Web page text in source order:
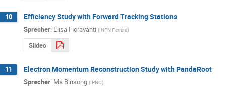
10 Efficiency Study with Forward Tracking Stations
Sprecher: Elisa Fioravanti (INFN Ferrara)
Slides
11 Electron Momentum Reconstruction Study with PandaRoot
Sprecher: Ma Binsong (IPNO)